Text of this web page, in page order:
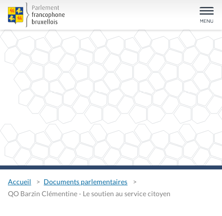
Accueil
Documents parlementaires
QO Barzin Clémentine - Le soutien au service citoyen